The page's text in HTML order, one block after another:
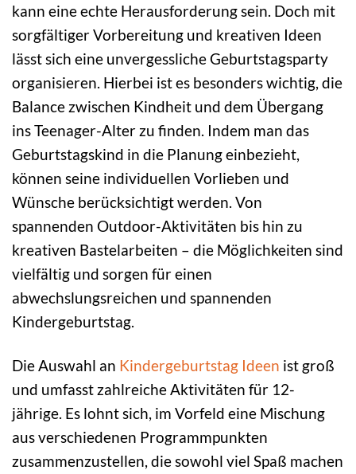
kann eine echte Herausforderung sein. Doch mit
sorgfältiger Vorbereitung und kreativen Ideen
lässt sich eine unvergessliche Geburtstagsparty
organisieren. Hierbei ist es besonders wichtig, die
Balance zwischen Kindheit und dem Übergang
ins Teenager-Alter zu finden. Indem man das
Geburtstagskind in die Planung einbezieht,
können seine individuellen Vorlieben und
Wünsche berücksichtigt werden. Von
spannenden Outdoor-Aktivitäten bis hin zu
kreativen Bastelarbeiten – die Möglichkeiten sind
vielfältig und sorgen für einen
abwechslungsreichen und spannenden
Kindergeburtstag.
Die Auswahl an Kindergeburtstag Ideen ist groß
und umfasst zahlreiche Aktivitäten für 12-
jährige. Es lohnt sich, im Vorfeld eine Mischung
aus verschiedenen Programmpunkten
zusammenzustellen, die sowohl viel Spaß machen